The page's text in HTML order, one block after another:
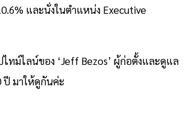
และนั่งในตำแหน่ง Executive
ทม์ไลน์ของ ‘Jeff Bezos’ ผู้ก่อตั้งและดูแล
ปี มาให้ดูกันค่ะ